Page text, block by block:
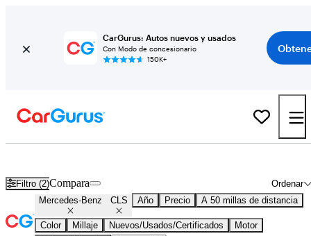
CarGurus: Autos nuevos y usados
Con Modo de concesionario
150K+
Filtro (2) Ordenar
Compara
Mercedes-Benz CLS Año Precio A 50 millas de distancia
Color Millaje Nuevos/Usados/Certificados
Motor